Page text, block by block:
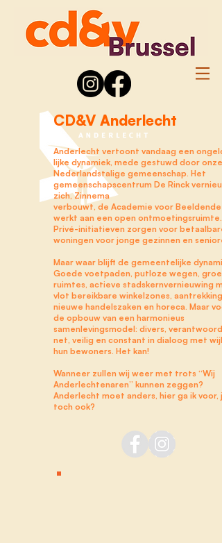
CD&V Anderlecht
Anderlecht vertoont vandaag een
lijke dynamiek, mede gestuwd door onze
Nederlandstalige gemeenschap. Het
gemeenschapscentrum De Rinck
zich, Zinnema
verbouwt, de Academie voor Beeldende
werkt aan een open ontmoetingsruimte.
Privé-initiatieven zorgen voor betaalbare
woningen voor jonge gezinnen en
Maar waar blijft de gemeentelijke
Goede voetpaden, putloze wegen,
ruimtes, actieve stadskernvernieuwing
vlot bereikbare winkelzones, aantrekking
nieuwe handelszaken en horeca. Maar
de opbouw van een harmonieus
samenlevingsmodel: divers,
net, veilig en constant in dialoog met
hun bewoners. Het kan!
Wanneer zullen wij weer met trots “Wij
Anderlechtenaren” kunnen zeggen?
Anderlecht moet anders, hier ga ik voor, jij
toch ook?